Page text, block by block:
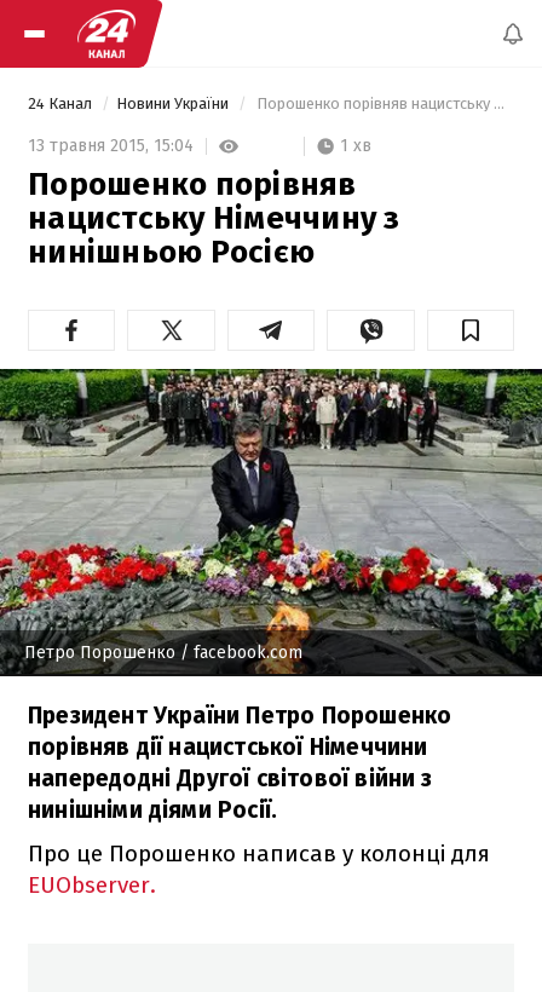
24 Канал Новини України Порошенко порівняв нацистську Німеччину з нинішньою Росією
13 травня 2015, 15:04 1 хв
Порошенко порівняв
нацистську Німеччину з
нинішньою Росією
Петро Порошенко / facebook.com
Президент України Петро Порошенко
порівняв дії нацистської Німеччини
напередодні Другої світової війни з
нинішніми діями Росії.
Про це Порошенко написав у колонці для
EUObserver.